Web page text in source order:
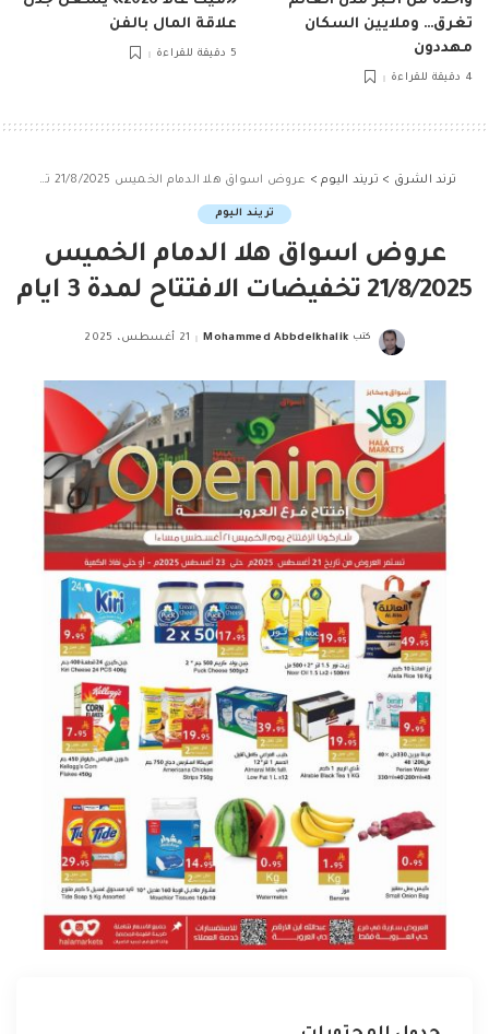
تغرق… وملايين السكان
مهددون
4 دقيقة للقراءة
علاقة المال بالفن
5 دقيقة للقراءة
ترند الشرق > تريند اليوم> عروض اسواق هلا الدمام الخميس 21/8/2025 تخفيضات الافتتاح لمدة 3 ايام
تريند اليوم
عروض اسواق هلا الدمام الخميس
21/8/2025 تخفيضات الافتتاح لمدة 3 ايام
Posted
كتب Mohammed Abbdelkhalik 21 أغسطس، 2025